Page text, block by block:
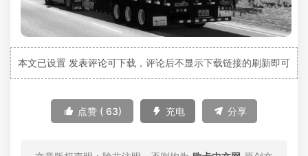
本文已设置 发表评论可下载，评论后不显示下载链接的刷新即可
 点赞 (63)  充电  分享